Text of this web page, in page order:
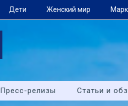
Дети Женский мир
Пресс-релизы Статьи и